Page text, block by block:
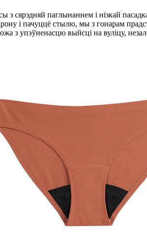
сярэдняй паглынаннем і нізкай
і пачуццё стылю, мы з гонарам
з упэўненасцю выйсці на вуліцу,